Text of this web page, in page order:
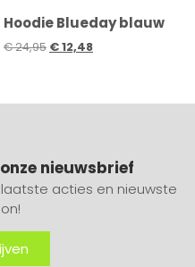
Hoodie Blueday blauw
€24,95 €12,48
nieuwsbrief
acties en nieuwste